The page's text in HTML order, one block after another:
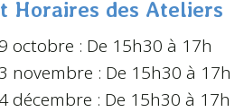
Horaires des Ateliers
octobre : De 15h30 à 17h
novembre : De 15h30 à 17h
décembre : De 15h30 à 17h